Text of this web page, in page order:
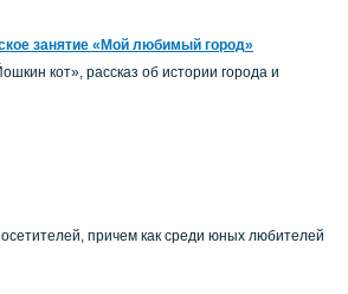
занятие «Мой любимый город»
кот», рассказ об истории города и
причем как среди юных любителей